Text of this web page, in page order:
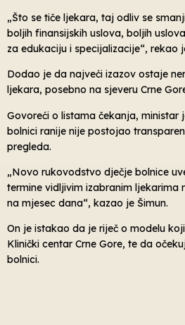
„Što se tiče ljekara, taj odliv se
boljih finansijskih uslova, boljih
za edukaciju i specijalizacije“, rekao
Dodao je da najveći izazov ostaje
ljekara, posebno na sjeveru Crne
Govoreći o listama čekanja, ministar
bolnici ranije nije postojao
pregleda.
„Novo rukovodstvo dječje bolnice
termine vidljivim izabranim ljekarima
na mjesec dana“, kazao je Šimun.
On je istakao da je riječ o modelu
Klinički centar Crne Gore, te da
bolnici.